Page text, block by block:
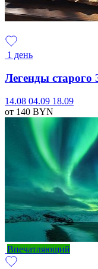
1 день
Легенды старого
14.08 04.09 18.09
от 140 BYN
Впечатляющий